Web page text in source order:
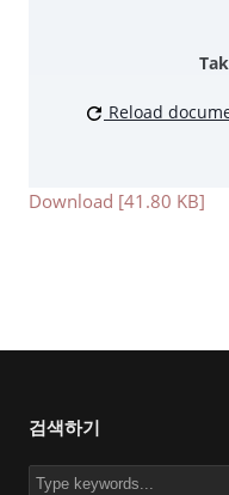
Reload
Download [41.80 KB]
검색하기